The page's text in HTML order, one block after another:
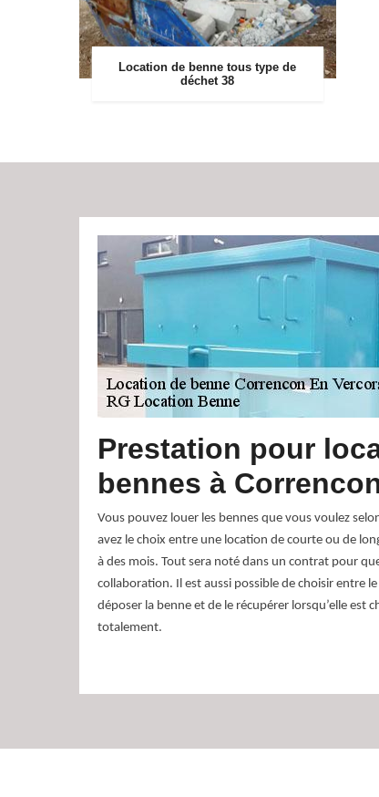
Location de benne tous type de
déchet 38
Prestation pour
bennes à
Vous pouvez louer les bennes que vous voulez
avez le choix entre une location de courte ou de
à des mois. Tout sera noté dans un contrat pour
collaboration. Il est aussi possible de choisir entre
déposer la benne et de le récupérer lorsqu’elle est
totalement.